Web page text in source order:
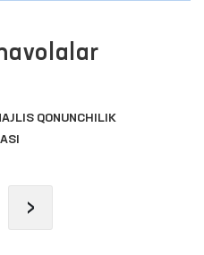
INTERAKTIV DAVLAT XIZMATLARI
YAGONA PORTALI
›